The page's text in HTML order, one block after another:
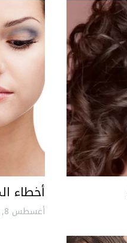
أخطاء
أغسطس 8, 2023